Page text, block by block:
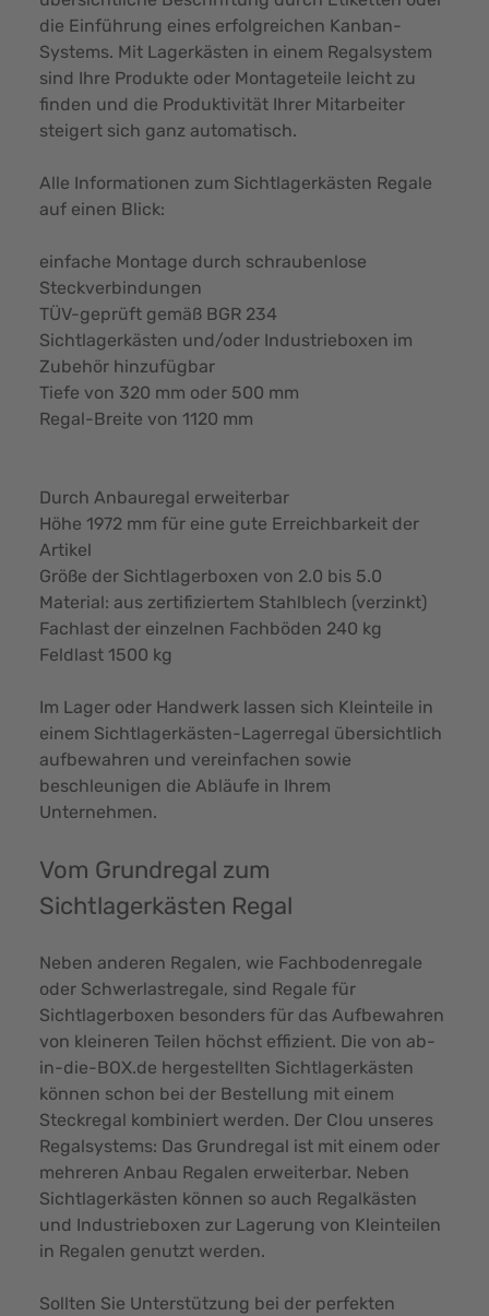
die Einführung eines erfolgreichen Kanban-
Systems. Mit Lagerkästen in einem Regalsystem
sind Ihre Produkte oder Montageteile leicht zu
finden und die Produktivität Ihrer Mitarbeiter
steigert sich ganz automatisch.
Alle Informationen zum Sichtlagerkästen Regale
auf einen Blick:
einfache Montage durch schraubenlose
Steckverbindungen
TÜV-geprüft gemäß BGR 234
Sichtlagerkästen und/oder Industrieboxen im
Zubehör hinzufügbar
Tiefe von 320 mm oder 500 mm
Regal-Breite von 1120 mm
Durch Anbauregal erweiterbar
Höhe 1972 mm für eine gute Erreichbarkeit der
Artikel
Größe der Sichtlagerboxen von 2.0 bis 5.0
Material: aus zertifiziertem Stahlblech (verzinkt)
Fachlast der einzelnen Fachböden 240 kg
Feldlast 1500 kg
Im Lager oder Handwerk lassen sich Kleinteile in
einem Sichtlagerkästen-Lagerregal übersichtlich
aufbewahren und vereinfachen sowie
beschleunigen die Abläufe in Ihrem
Unternehmen.
Vom Grundregal zum
Sichtlagerkästen Regal
Neben anderen Regalen, wie Fachbodenregale
oder Schwerlastregale, sind Regale für
Sichtlagerboxen besonders für das Aufbewahren
von kleineren Teilen höchst effizient. Die von ab-
in-die-BOX.de hergestellten Sichtlagerkästen
können schon bei der Bestellung mit einem
Steckregal kombiniert werden. Der Clou unseres
Regalsystems: Das Grundregal ist mit einem oder
mehreren Anbau Regalen erweiterbar. Neben
Sichtlagerkästen können so auch Regalkästen
und Industrieboxen zur Lagerung von Kleinteilen
in Regalen genutzt werden.
Sollten Sie Unterstützung bei der perfekten